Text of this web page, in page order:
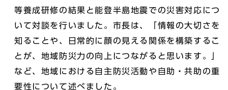
等養成研修の結果と能登半島地震での災害対応につ
いて対談を行いました。市長は、「情報の大切さを
知ることや、日常的に顔の見える関係を構築するこ
とが、地域防災力の向上につながると思います。」
など、地域における自主防災活動や自助・共助の重
要性について述べました。